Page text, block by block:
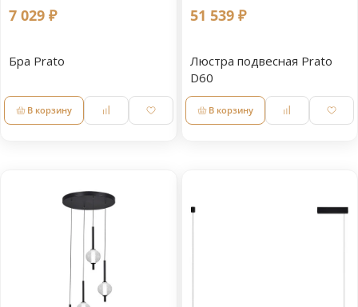
7 029 ₽
Бра Prato
В корзину
51 539 ₽
Люстра подвесная Prato
D60
В корзину